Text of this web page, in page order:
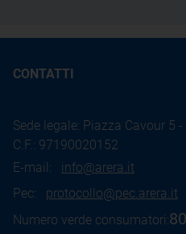
CONTATTI
Sede legale: Piazza Cavour 5
C.F.: 97190020152
E-mail: info@arera.it
Pec: protocollo@pec.arera.it
Numero verde consumatori: